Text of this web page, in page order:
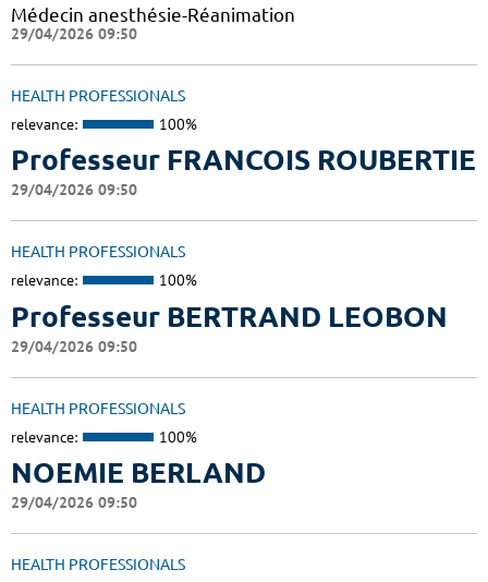
Médecin anesthésie-Réanimation
29/04/2026 09:50
HEALTH PROFESSIONALS
relevance: 100%
Professeur FRANCOIS ROUBERTIE
29/04/2026 09:50
HEALTH PROFESSIONALS
relevance: 100%
Professeur BERTRAND LEOBON
29/04/2026 09:50
HEALTH PROFESSIONALS
relevance: 100%
NOEMIE BERLAND
29/04/2026 09:50
HEALTH PROFESSIONALS